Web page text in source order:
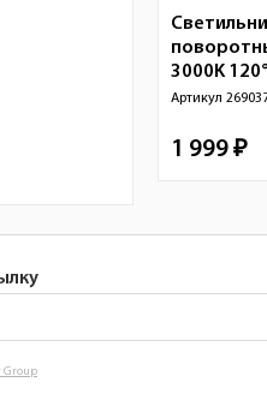
3000K
Артикул
1 999 ₽
Group